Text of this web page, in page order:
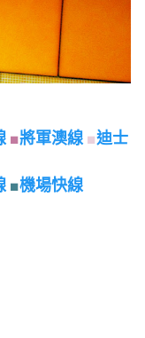
■將軍澳線 ■迪士
■機場快線